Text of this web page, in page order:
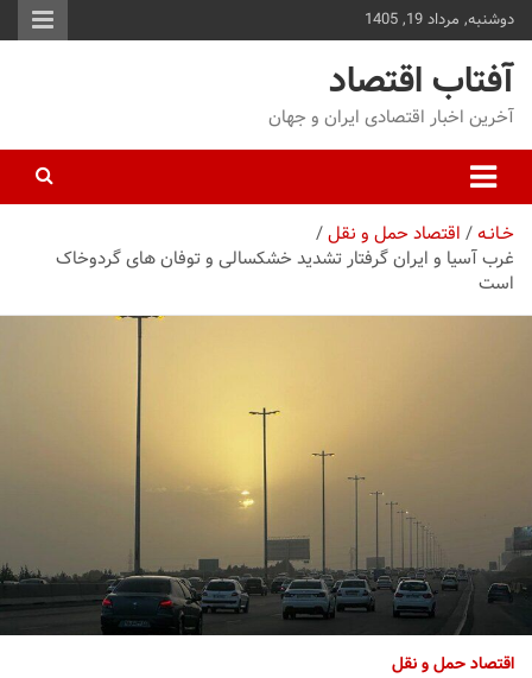
دوشنبه, مرداد 19, 1405
آفتاب اقتصاد
آخرین اخبار اقتصادی ایران و جهان
خـانـه اقتصاد حمل و نقل
غرب آسیا و ایران گرفتار تشدید خشکسالی و توفان های گردوخاک
است
اقتصاد حمل و نقل